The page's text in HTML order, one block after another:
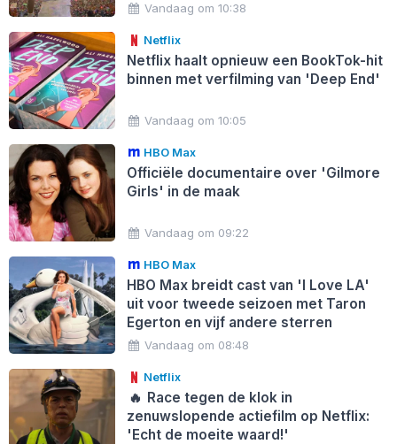
Vandaag om 10:38
Netflix
Netflix haalt opnieuw een BookTok-hit
binnen met verfilming van 'Deep End'
Vandaag om 10:05
HBO Max
Officiële documentaire over 'Gilmore
Girls' in de maak
Vandaag om 09:22
HBO Max
HBO Max breidt cast van 'I Love LA'
uit voor tweede seizoen met Taron
Egerton en vijf andere sterren
Vandaag om 08:48
Netflix
🔥 Race tegen de klok in
zenuwslopende actiefilm op Netflix:
'Echt de moeite waard!'